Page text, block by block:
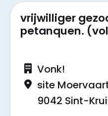
vrijwilliger
petanquen.
Vonk!
site
9042 Sint-